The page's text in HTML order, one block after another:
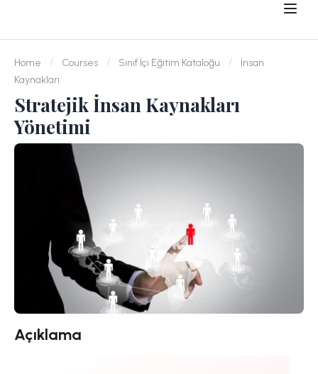
Home Courses Sınıf İçi Eğitim Kataloğu
İnsan
Kaynakları
Stratejik İnsan Kaynakları
Yönetimi
Açıklama